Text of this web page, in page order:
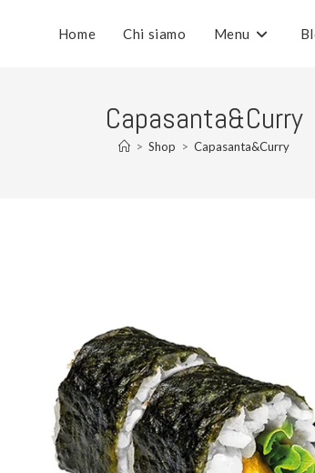
Home Chi siamo Menu
Capasanta&Curry
> Shop > Capasanta&Curry